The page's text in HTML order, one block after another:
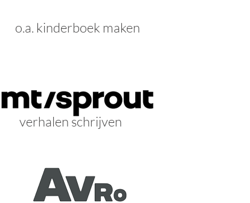
o.a. kinderboek maken
verhalen schrijven